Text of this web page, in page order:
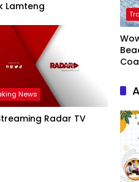
Lamteng
News
Radar TV